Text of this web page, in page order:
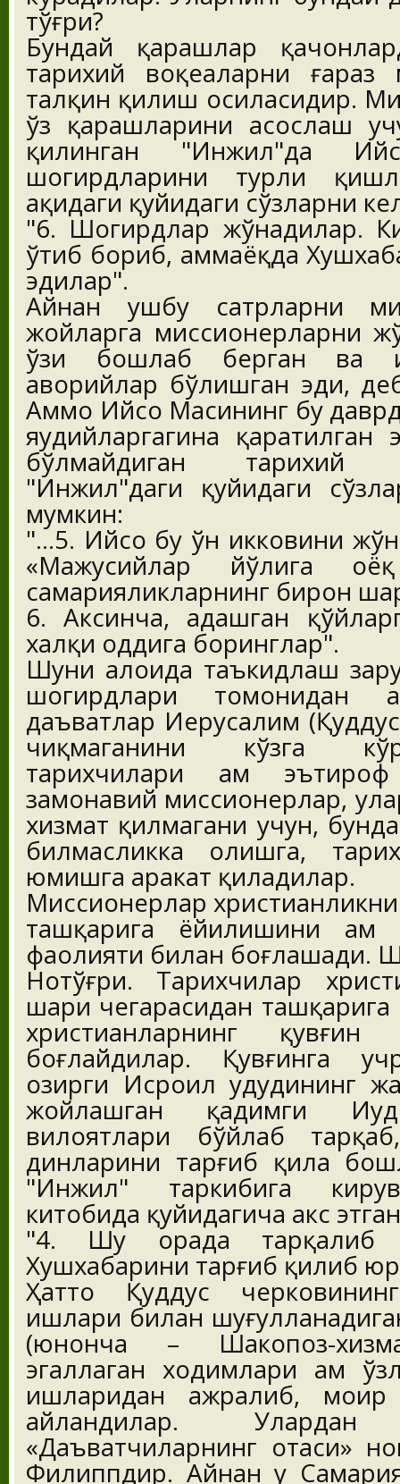
тўғри?
Бундай қарашлар
тарихий воқеаларни ғараз
талқин қилиш ҳосиласидир.
ўз қарашларини асослаш
қилинган "Инжил"да
шогирдларини турли
ҳақидаги қуйидаги сўзларни
"6. Шогирдлар жўнадилар.
ўтиб бориб, ҳаммаёқда
эдилар".
Айнан ушбу сатрларни
жойларга миссионерларни
ўзи бошлаб берган ва
ҳаворийлар бўлишган эди,
Аммо Ийсо Масиҳнинг бу
яҳудийларгагина
бўлмайдиган тарихий
"Инжил"даги қуйидаги
мумкин:
"...5. Ийсо бу ўн икковини
«Мажусийлар йўлига
самарияликларнинг бирон
6. Аксинча, адашган
халқи оддига боринглар".
Шуни алоҳида таъкидлаш
шогирдлари томонидан
даъватлар Иерусалим
чиқмаганини кўзга
тарихчилари ҳам
замонавий миссионерлар,
хизмат қилмагани учун,
билмасликка олишга,
юмишга ҳаракат қиладилар.
Миссионерлар
ташқарига ёйилишини ҳам
фаолияти билан боғлашади.
Нотўғри. Тарихчилар
шаҳри чегарасидан
христианларнинг
боғлайдилар. Қувғинга
ҳозирги Исроил ҳудудининг
жойлашган қадимги
вилоятлари бўйлаб
динларини тарғиб қила
"Инжил" таркибига
китобида қуйидагича акс
"4. Шу орада тарқалиб
Хушхабарини тарғиб қилиб
Ҳатто Қуддус
ишлари билан
(юнонча – Шакопоз-
эгаллаган ходимлари ҳам
ишларидан ажралиб, моҳир
айландилар.
«Даъватчиларнинг отаси»
Филиппдир. Айнан у